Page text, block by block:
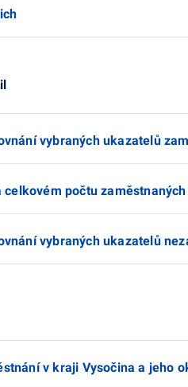
vybraných ukazatelů
celkovém počtu
vybraných ukazatelů
v kraji Vysočina a jeho